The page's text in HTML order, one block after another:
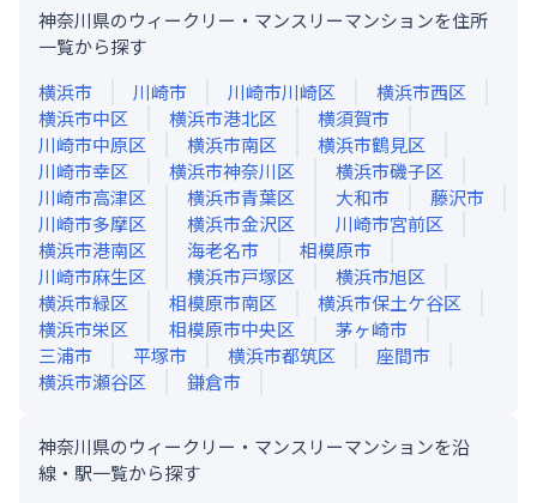
神奈川県のウィークリー・マンスリーマンションを住所
一覧から探す
横浜市
川崎市 川崎市川崎区
横浜市西区
横浜市中区
横浜市港北区
横須賀市
川崎市中原区
横浜市南区
横浜市鶴見区
川崎市幸区
横浜市神奈川区
横浜市磯子区
川崎市高津区
横浜市青葉区 大和市
藤沢市
川崎市多摩区
横浜市金沢区
川崎市宮前区
横浜市港南区
海老名市
相模原市
川崎市麻生区
横浜市戸塚区
横浜市旭区
横浜市緑区
相模原市南区
横浜市保土ケ谷区
横浜市栄区
相模原市中央区
茅ヶ崎市
三浦市
平塚市 横浜市都筑区
座間市
横浜市瀬谷区
鎌倉市
神奈川県のウィークリー・マンスリーマンションを沿
線・駅一覧から探す